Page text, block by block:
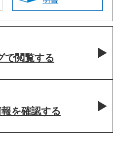
で閲覧する
を確認する